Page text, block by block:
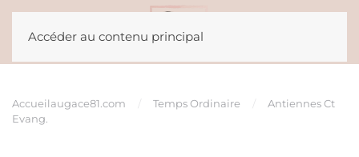
Accéder au contenu principal
Accueilaugace81.com Temps Ordinaire
Antiennes Ct
Evang.